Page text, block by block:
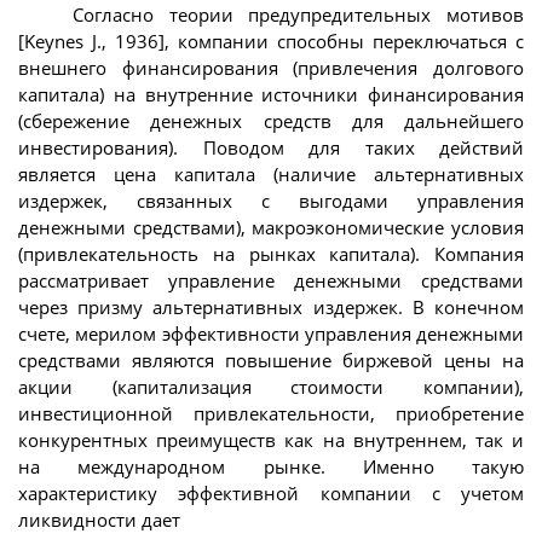
Согласно теории предупредительных мотивов
[Keynes J., 1936], компании способны переключаться с
внешнего финансирования (привлечения долгового
капитала) на внутренние источники финансирования
(сбережение денежных средств для дальнейшего
инвестирования). Поводом для таких действий
является цена капитала (наличие альтернативных
издержек, связанных с выгодами управления
денежными средствами), макроэкономические условия
(привлекательность на рынках капитала). Компания
рассматривает управление денежными средствами
через призму альтернативных издержек. В конечном
счете, мерилом эффективности управления денежными
средствами являются повышение биржевой цены на
акции (капитализация стоимости компании),
инвестиционной привлекательности, приобретение
конкурентных преимуществ как на внутреннем, так и
на международном рынке. Именно такую
характеристику эффективной компании с учетом
ликвидности дает